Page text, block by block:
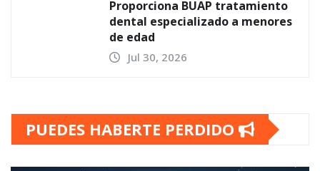
Proporciona BUAP tratamiento
dental especializado a menores
de edad
Jul 30, 2026
PUEDES HABERTE PERDIDO